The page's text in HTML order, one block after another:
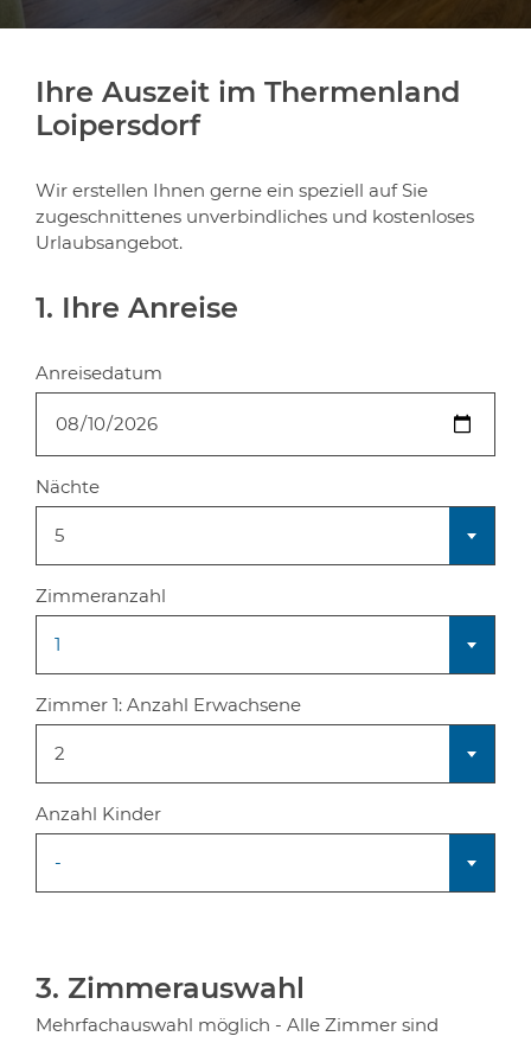
Ihre Auszeit im Thermenland
Loipersdorf
Wir erstellen Ihnen gerne ein speziell auf Sie
zugeschnittenes unverbindliches und kostenloses
Urlaubsangebot.
1. Ihre Anreise
Anreisedatum
Nächte
5
Zimmeranzahl
1
Zimmer 1: Anzahl Erwachsene
2
Anzahl Kinder
-
3. Zimmerauswahl
Mehrfachauswahl möglich - Alle Zimmer sind